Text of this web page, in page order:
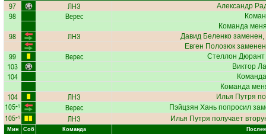
97 ЛНЗ Александр
98 Верес
Команда
98 ЛНЗ Давид Беленко
Евген Полозюк
99 Верес Стеллон Дюрант
103 Виктор
104
Команда
104 ЛНЗ Илья Путря
105+1 Верес Пэйцзян Ханьпопросил
105+1 ЛНЗ Илья Путря получает
Мин Соб Команда